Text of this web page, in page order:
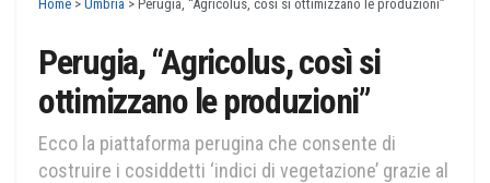
Home > Umbria > Perugia, “Agricolus, così si ottimizzano le produzioni”
Perugia, “Agricolus, così si
ottimizzano le produzioni”
Ecco la piattaforma perugina che consente di
costruire i cosiddetti ‘indici di vegetazione’ grazie al